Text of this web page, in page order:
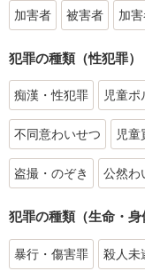
加害者 被害者 加害
犯罪の種類（性犯罪）
痴漢・性犯罪 児童ポ
不同意わいせつ 児童
盗撮・のぞき 公然わ
犯罪の種類（生命・身
暴行・傷害罪 殺人未